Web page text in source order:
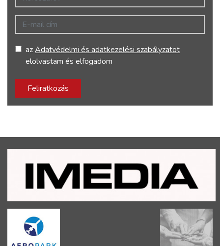
E-mail cím
azAdatvédelmi és adatkezelési szabályzatot
elolvastam és elfogadom
Feliratkozás